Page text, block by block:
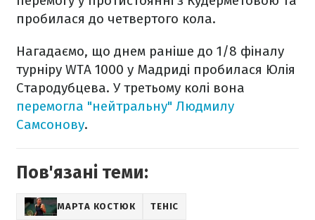
пробилася до четвертого кола.
Нагадаємо, що днем раніше до 1/8 фіналу
турніру WTA 1000 у Мадриді пробилася Юлія
Стародубцева. У третьому колі вона
перемогла "нейтральну" Людмилу
Самсонову.
Пов'язані теми:
МАРТА КОСТЮК ТЕНІС